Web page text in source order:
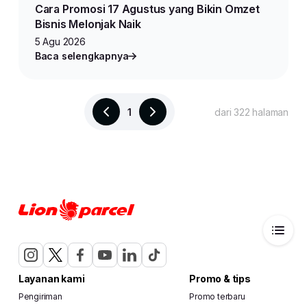
Cara Promosi 17 Agustus yang Bikin Omzet
Bisnis Melonjak Naik
5 Agu 2026
Baca selengkapnya
1 dari 322 halaman
Layanan kami
Pengiriman
Promo & tips
Promo terbaru